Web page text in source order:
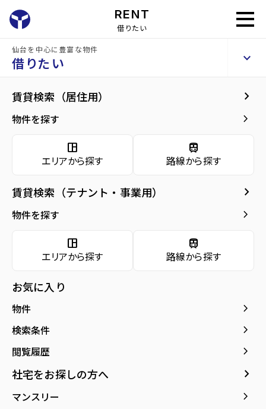
RENT
借りたい
仙台を中心に豊富な物件
借りたい keyboard_arrow_up
賃貸検索（居住用） keyboard_arrow_right
物件を探す keyboard_arrow_right
space_dashboard
エリアから探す
train
路線から探す
賃貸検索（テナント・事業用） keyboard_arrow_right
物件を探す keyboard_arrow_right
space_dashboard
エリアから探す
train
路線から探す
お気に入り
物件 keyboard_arrow_right
検索条件 keyboard_arrow_right
閲覧履歴 keyboard_arrow_right
社宅をお探しの方へ keyboard_arrow_right
マンスリー keyboard_arrow_right
賃貸アパート Mersion
建物概要
現在募集中の物件arrow_forward
arrow_forward
地図・周辺環境 arrow_forward
Mersion 1階
管理費・共益費
間取り
1階／2階建て
アクセス
宮城交通バス バス停『ハーモニータウン中
所在地